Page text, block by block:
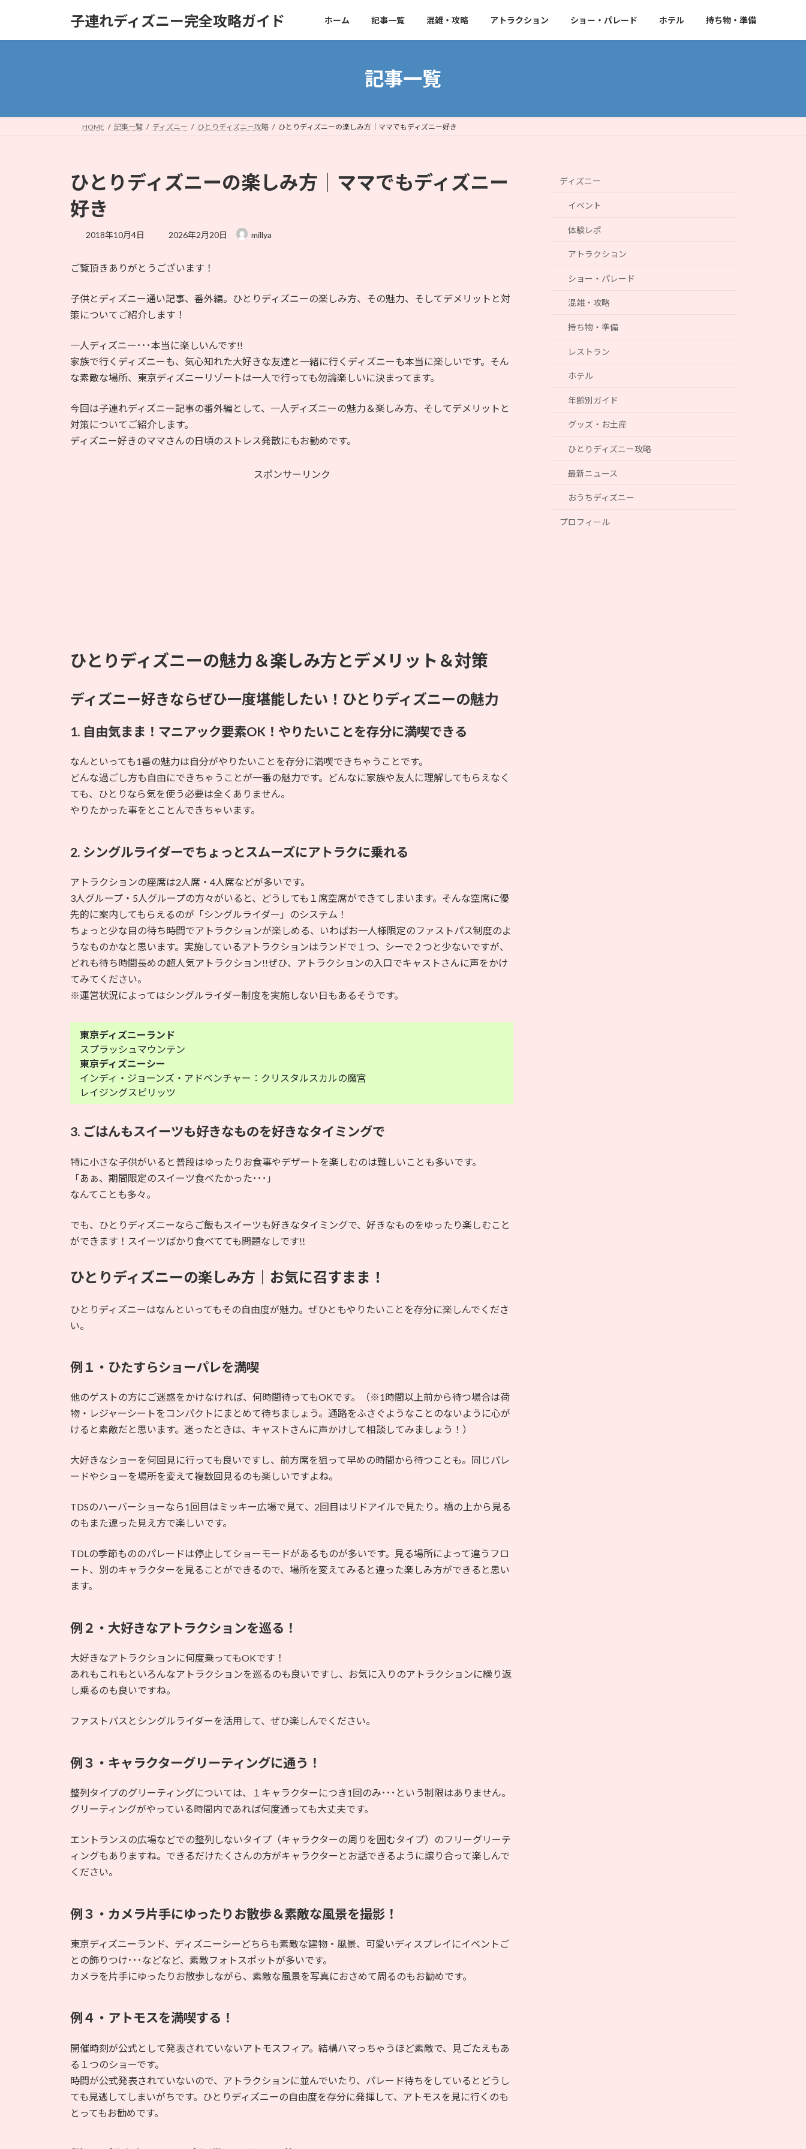
子連れディズニー完全攻略ガイド ホーム 記事一覧 混雑・攻略 アトラクション ショー・パレード ホテル 持ち物・準備
記事一覧
HOME 記事一覧 ディズニー ひとりディズニー攻略 ひとりディズニーの楽しみ方｜ママでもディズニー好き
ひとりディズニーの楽しみ方｜ママでもディズニー
好き
2018年10月4日
最
新
時
:
2026年2月20日 millya
ご覧頂きありがとうございます！
子供とディズニー通い記事、番外編。ひとりディズニーの楽しみ方、その魅力、そしてデメリットと対
策についてご紹介します！
一人ディズニー･･･本当に楽しいんです!!
家族で行くディズニーも、気心知れた大好きな友達と一緒に行くディズニーも本当に楽しいです。そん
な素敵な場所、東京ディズニーリゾートは一人で行っても勿論楽しいに決まってます。
今回は子連れディズニー記事の番外編として、一人ディズニーの魅力＆楽しみ方、そしてデメリットと
対策についてご紹介します。
ディズニー好きのママさんの日頃のストレス発散にもお勧めです。
スポンサーリンク
ひとりディズニーの魅力＆楽しみ方とデメリット＆対策
ディズニー好きならぜひ一度堪能したい！ひとりディズニーの魅力
1. 自由気まま！マニアック要素OK！やりたいことを存分に満喫できる
なんといっても1番の魅力は自分がやりたいことを存分に満喫できちゃうことです。
どんな過ごし方も自由にできちゃうことが一番の魅力です。どんなに家族や友人に理解してもらえなく
ても、ひとりなら気を使う必要は全くありません。
やりたかった事をとことんできちゃいます。
2. シングルライダーでちょっとスムーズにアトラクに乗れる
アトラクションの座席は2人席・4人席などが多いです。
3人グループ・5人グループの方々がいると、どうしても１席空席ができてしまいます。そんな空席に優
先的に案内してもらえるのが「シングルライダー」のシステム！
ちょっと少な目の待ち時間でアトラクションが楽しめる、いわばお一人様限定のファストパス制度のよ
うなものかなと思います。実施しているアトラクションはランドで１つ、シーで２つと少ないですが、
どれも待ち時間長めの超人気アトラクション!!ぜひ、アトラクションの入口でキャストさんに声をかけ
てみてください。
※運営状況によってはシングルライダー制度を実施しない日もあるそうです。
東京ディズニーランド
スプラッシュマウンテン
東京ディズニーシー
インディ・ジョーンズ・アドベンチャー：クリスタルスカルの魔宮
レイジングスピリッツ
3. ごはんもスイーツも好きなものを好きなタイミングで
特に小さな子供がいると普段はゆったりお食事やデザートを楽しむのは難しいことも多いです。
「あぁ、期間限定のスイーツ食べたかった･･･」
なんてことも多々。
でも、ひとりディズニーならご飯もスイーツも好きなタイミングで、好きなものをゆったり楽しむこと
ができます！スイーツばかり食べてても問題なしです!!
ひとりディズニーの楽しみ方｜お気に召すまま！
ひとりディズニーはなんといってもその自由度が魅力。ぜひともやりたいことを存分に楽しんでくださ
い。
例１・ひたすらショーパレを満喫
他のゲストの方にご迷惑をかけなければ、何時間待ってもOKです。（※1時間以上前から待つ場合は荷
物・レジャーシートをコンパクトにまとめて待ちましょう。通路をふさぐようなことのないように心が
けると素敵だと思います。迷ったときは、キャストさんに声かけして相談してみましょう！）
大好きなショーを何回見に行っても良いですし、前方席を狙って早めの時間から待つことも。同じパレ
ードやショーを場所を変えて複数回見るのも楽しいですよね。
TDSのハーバーショーなら1回目はミッキー広場で見て、2回目はリドアイルで見たり。橋の上から見る
のもまた違った見え方で楽しいです。
TDLの季節もののパレードは停止してショーモードがあるものが多いです。見る場所によって違うフロ
ート、別のキャラクターを見ることができるので、場所を変えてみると違った楽しみ方ができると思い
ます。
例２・大好きなアトラクションを巡る！
大好きなアトラクションに何度乗ってもOKです！
あれもこれもといろんなアトラクションを巡るのも良いですし、お気に入りのアトラクションに繰り返
し乗るのも良いですね。
ファストパスとシングルライダーを活用して、ぜひ楽しんでください。
例３・キャラクターグリーティングに通う！
整列タイプのグリーティングについては、１キャラクターにつき1回のみ･･･という制限はありません。
グリーティングがやっている時間内であれば何度通っても大丈夫です。
エントランスの広場などでの整列しないタイプ（キャラクターの周りを囲むタイプ）のフリーグリーテ
ィングもありますね。できるだけたくさんの方がキャラクターとお話できるように譲り合って楽しんで
ください。
例３・カメラ片手にゆったりお散歩＆素敵な風景を撮影！
東京ディズニーランド、ディズニーシーどちらも素敵な建物・風景、可愛いディスプレイにイベントご
との飾りつけ･･･などなど、素敵フォトスポットが多いです。
カメラを片手にゆったりお散歩しながら、素敵な風景を写真におさめて周るのもお勧めです。
例４・アトモスを満喫する！
開催時刻が公式として発表されていないアトモスフィア。結構ハマっちゃうほど素敵で、見ごたえもあ
る１つのショーです。
時間が公式発表されていないので、アトラクションに並んでいたり、パレード待ちをしているとどうし
ても見逃してしまいがちです。ひとりディズニーの自由度を存分に発揮して、アトモスを見に行くのも
とってもお勧めです。
ディズニー
イベント
体験レポ
アトラクション
ショー・パレード
混雑・攻略
持ち物・準備
レストラン
ホテル
年齢別ガイド
グッズ・お土産
ひとりディズニー攻略
最新ニュース
おうちディズニー
プロフィール